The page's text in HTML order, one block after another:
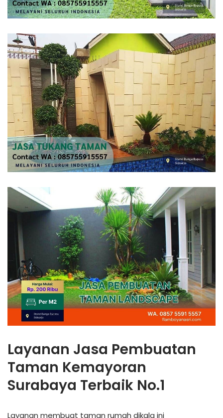
Layanan Jasa Pembuatan
Taman Kemayoran
Surabaya Terbaik No.1
Layanan membuat taman rumah dikala ini